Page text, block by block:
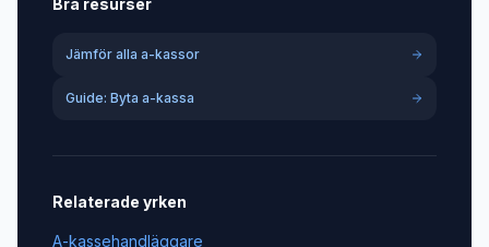
Bra resurser
Jämför alla a-kassor
Guide: Byta a-kassa
Relaterade yrken
A-kassehandläggare